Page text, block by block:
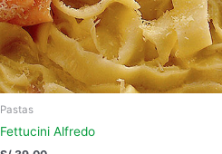
Pastas
Fettucini Alfredo